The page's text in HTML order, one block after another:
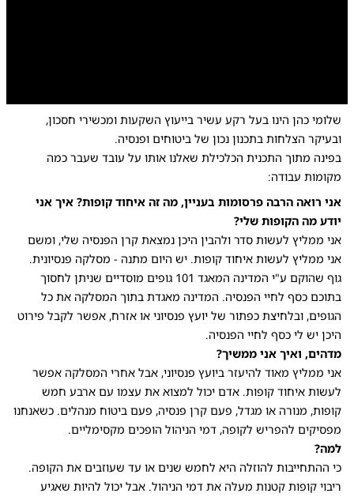
שלומי כהן הינו בעל רקע עשיר בייעוץ השקעות ומכשירי חסכון,
ובעיקר הצלחות בתכנון נכון של ביטוחים ופנסיה.
בפינה מתוך התכנית הכלכילת שאלנו אותו על עובד שעבר כמה
מקומות עבודה:
אני רואה הרבה פרסומות בעניין, מה זה איחוד קופות? איך אני
יודע מה הקופות שלי?
אני ממליץ לעשות סדר ולהבין היכן נמצאת קרן הפנסיה שלי, ומשם
אני ממליץ לעשות איחוד קופות. יש היום מתנה - מסלקה פנסיונית.
גוף שהוקם ע"י המדינה המאגד 101 גופים מוסדיים שניתן לחסוך
בתוכם כסף לחיי הפנסיה. המדינה מאגדת בתוך המסלקה את כל
הגופים, ובלחיצת כפתור של יועץ פנסיוני או אזרח, אפשר לקבל פירוט
היכן יש לי כסף לחיי הפנסיה.
מדהים, ואיך אני ממשיך?
אני ממליץ מאוד להיעזר ביועץ פנסיוני, אבל אחרי המסלקה אפשר
לעשות איחוד קופות. אדם יכול למצוא את עצמו עם ארבע חמש
קופות, מנורה או מגדל, פעם קרן פנסיה, פעם ביטוח מנהלים. כשאנחנו
מפסיקים להפריש לקופה, דמי הניהול הופכים מקסימליים.
למה?
כי ההתחייבות להוזלה היא לחמש שנים או עד שעוזבים את הקופה.
ריבוי קופות קטנות מעלה את דמי הניהול. אבל יכול להיות שאגיע